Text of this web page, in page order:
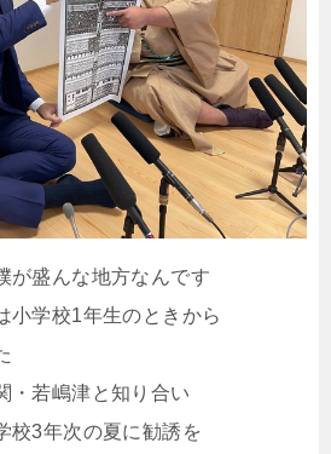
が盛んな地方なんです
小学校1年生のときから
・若嶋津と知り合い
校3年次の夏に勧誘を